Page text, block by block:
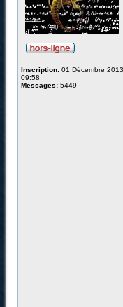
Inscription: 01 Décembre 2013,
09:58
Messages: 5449